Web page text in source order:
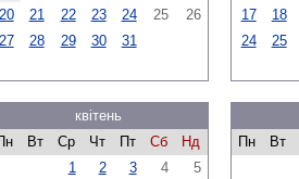
20
21 22 23 24 25
26
27
28 29 30 31
17
18
24
25
квітень
Вт Ср Чт Пт Сб
Нд
1
2 3 4
5
Пн
Вт